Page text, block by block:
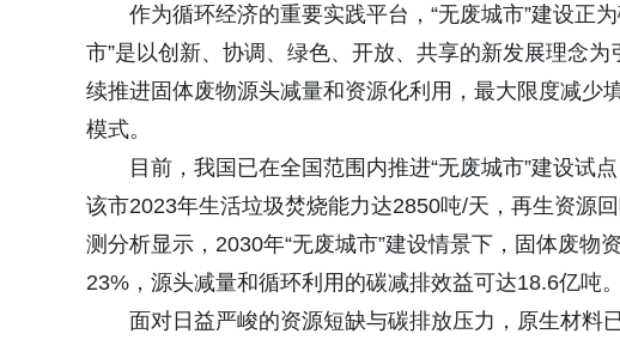
作为循环经济的重要实践平台，“无废城市”建设正
市”是以创新、协调、绿色、开放、共享的新发展理念
续推进固体废物源头减量和资源化利用，最大限度减少
模式。
目前，我国已在全国范围内推进“无废城市”建设试
该市2023年生活垃圾焚烧能力达2850吨/天，再生资源
测分析显示，2030年“无废城市”建设情景下，固体废物
23%，源头减量和循环利用的碳减排效益可达18.6亿吨。
面对日益严峻的资源短缺与碳排放压力，原生材料